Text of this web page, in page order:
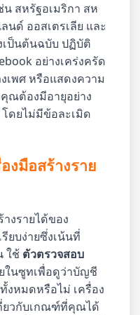
สหรัฐอเมริกา สห
ด์ ออสเตรเลีย และ
ป็นต้นฉบับ ปฏิบัติ
อย่างเคร่งครัด
เพศ หรือแสดงความ
คุณต้องมีอายุอย่าง
ดยไม่มีข้อละเมิด
งมือสร้างราย
งรายได้ของ
ยบง่ายซึ่งเน้นที่
ใช้ ตัวตรวจสอบ
ในซูทเพื่อดูว่าบัญชี
หมดหรือไม่ เครื่อง
ยวกับเกณฑ์ที่คุณได้